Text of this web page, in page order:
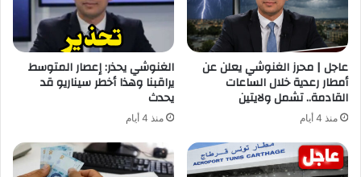
عاجل | محرز الغنوشي يعلن عن
أمطار رعدية خلال الساعات
القادمة.. تشمل ولايتين
منذ 4 أيام
الغنوشي يحذر: إعصار المتوسط
يراقبنا وهذا أخطر سيناريو قد
يحدث
منذ 4 أيام